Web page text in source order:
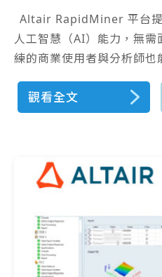
Altair RapidMiner 平台提
人工智慧（AI）能力，無
練的商業使用者與分析師也
AI 模
觀看全文